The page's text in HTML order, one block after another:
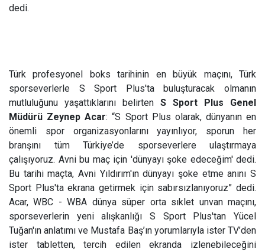
dedi.
Türk profesyonel boks tarihinin en büyük maçını, Türk
sporseverlerle S Sport Plus'ta buluşturacak olmanın
mutluluğunu yaşattıklarını belirten S Sport Plus Genel
Müdürü Zeynep Acar: “S Sport Plus olarak, dünyanın en
önemli spor organizasyonlarını yayınlıyor, sporun her
branşını tüm Türkiye’de sporseverlere ulaştırmaya
çalışıyoruz. Avni bu maç için 'dünyayı şoke edeceğim' dedi.
Bu tarihi maçta, Avni Yıldırım'ın dünyayı şoke etme anını S
Sport Plus'ta ekrana getirmek için sabırsızlanıyoruz” dedi.
Acar, WBC - WBA dünya süper orta sıklet unvan maçını,
sporseverlerin yeni alışkanlığı S Sport Plus'tan Yücel
Tuğan'ın anlatımı ve Mustafa Baş’ın yorumlarıyla ister TV’den
ister tabletten, tercih edilen ekranda izlenebileceğini